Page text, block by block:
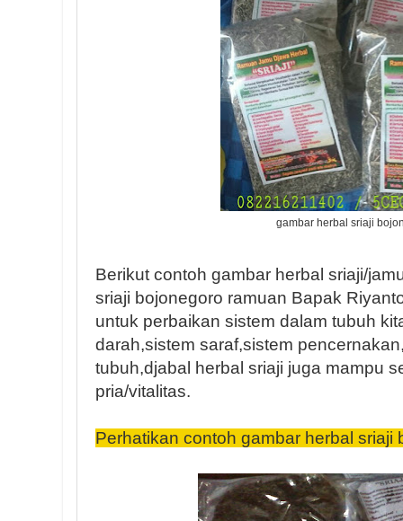
gambar herbal sriaji
Berikut contoh gambar herbal sriaji/
sriaji bojonegoro ramuan Bapak
untuk perbaikan sistem dalam tubuh
darah,sistem saraf,sistem
tubuh,djabal herbal sriaji juga mampu
pria/vitalitas.
Perhatikan contoh gambar herbal sriaji